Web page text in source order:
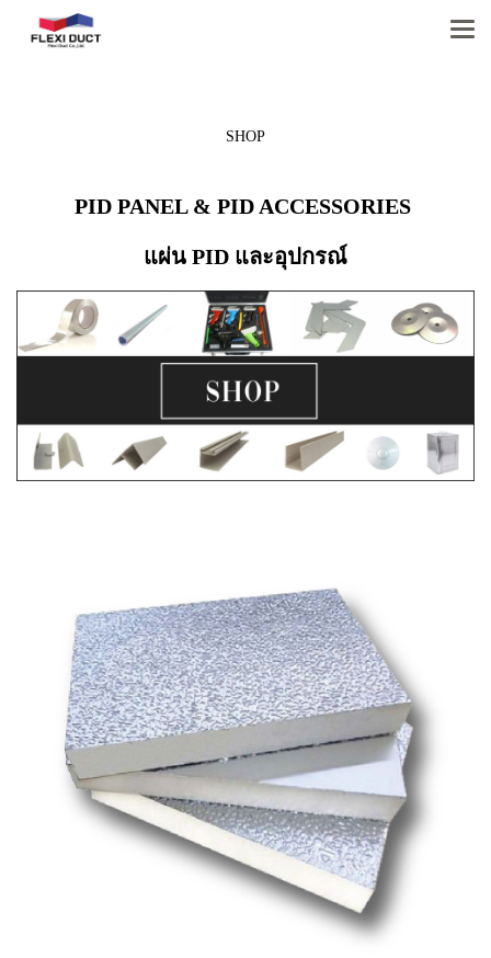
SHOP
PID PANEL & PID ACCESSORIES
แผ่น PID และอุปกรณ์